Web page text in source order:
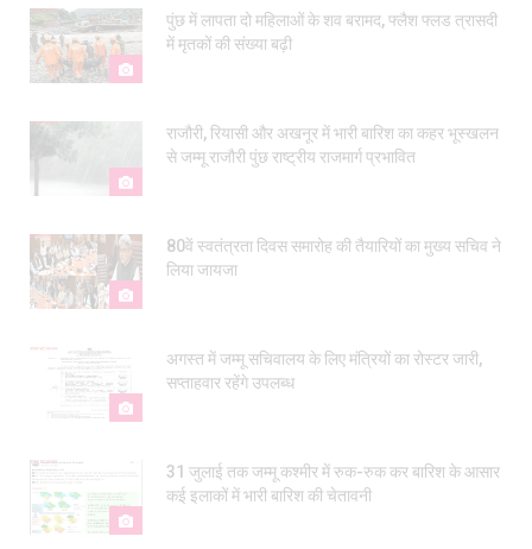
पुंछ में लापता दो महिलाओं के शव बरामद, फ्लैश फ्लड त्रासदी
में मृतकों की संख्या बढ़ी
राजौरी, रियासी और अखनूर में भारी बारिश का कहर भूस्खलन
से जम्मू राजौरी पुंछ राष्ट्रीय राजमार्ग प्रभावित
80वें स्वतंत्रता दिवस समारोह की तैयारियों का मुख्य सचिव ने
लिया जायजा
अगस्त में जम्मू सचिवालय के लिए मंत्रियों का रोस्टर जारी,
सप्ताहवार रहेंगे उपलब्ध
31 जुलाई तक जम्मू कश्मीर में रुक-रुक कर बारिश के आसार
कई इलाकों में भारी बारिश की चेतावनी